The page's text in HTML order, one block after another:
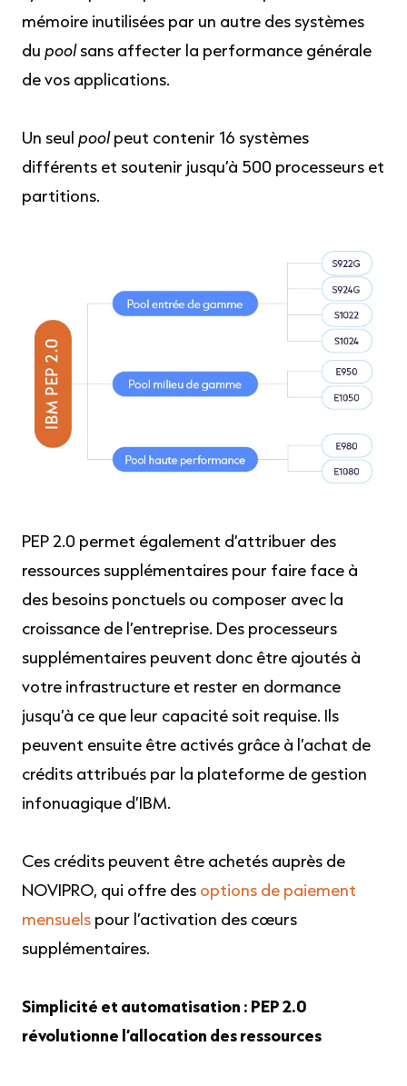
mémoire inutilisées par un autre des systèmes
du poolsans affecter la performance générale
de vos applications.
Un seul poolpeut contenir 16 systèmes
différents et soutenir jusqu’à 500 processeurs et
partitions.
PEP 2.0 permet également d’attribuer des
ressources supplémentaires pour faire face à
des besoins ponctuels ou composer avec la
croissance de l’entreprise. Des processeurs
supplémentaires peuvent donc être ajoutés à
votre infrastructure et rester en dormance
jusqu’à ce que leur capacité soit requise. Ils
peuvent ensuite être activés grâce à l’achat de
crédits attribués par la plateforme de gestion
infonuagique d’IBM.
Ces crédits peuvent être achetés auprès de
NOVIPRO, qui offre des options de paiement
mensuels pour l’activation des cœurs
supplémentaires.
Simplicité et automatisation : PEP 2.0
révolutionne l’allocation des ressources